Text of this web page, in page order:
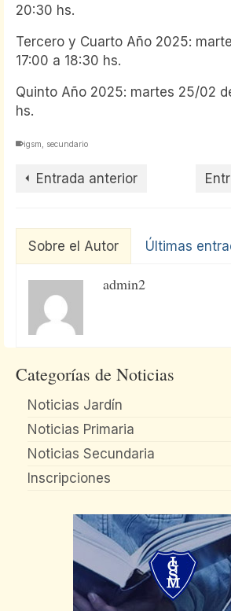
20:30 hs.
Tercero y Cuarto Año 2025:
17:00 a 18:30 hs.
Quinto Año 2025: martes 25/02
hs.
igsm secundario
Entrada anterior
Sobre el Autor Últimas
admin2
Categorías de Noticias
Noticias Jardín
Noticias Primaria
Noticias Secundaria
Inscripciones